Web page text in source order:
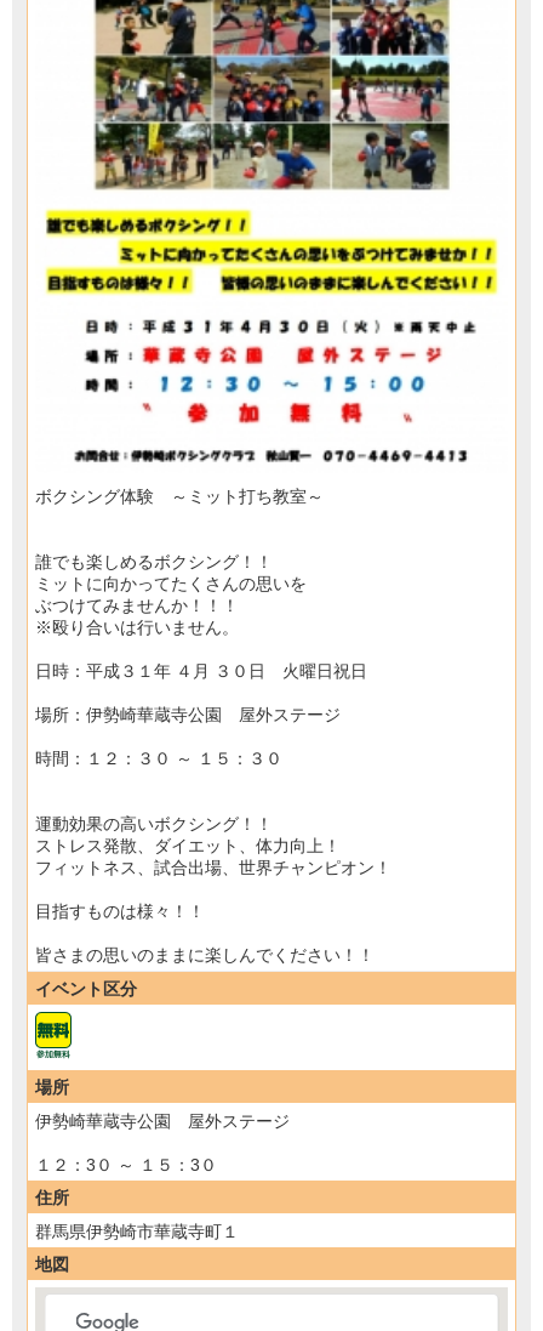
ボクシング体験 ～ミット打ち教室～
誰でも楽しめるボクシング！！
ミットに向かってたくさんの思いを
ぶつけてみませんか！！！
※殴り合いは行いません。
日時：平成３１年 ４月 ３０日 火曜日祝日
場所：伊勢崎華蔵寺公園 屋外ステージ
時間：１２：３０ ～ １５：３０
運動効果の高いボクシング！！
ストレス発散、ダイエット、体力向上！
フィットネス、試合出場、世界チャンピオン！
目指すものは様々！！
皆さまの思いのままに楽しんでください！！
イベント区分
場所
伊勢崎華蔵寺公園 屋外ステージ
１２：3０ ～ １５：3０
住所
群馬県伊勢崎市華蔵寺町１
地図